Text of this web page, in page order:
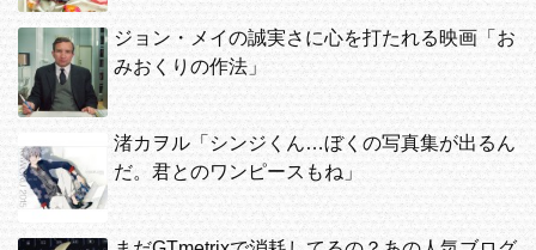
ジョン・メイの誠実さに心を打たれる映画「お
みおくりの作法」
渚カヲル「シンジくん…ぼくの写真集が出るん
だ。君とのワンピースもね」